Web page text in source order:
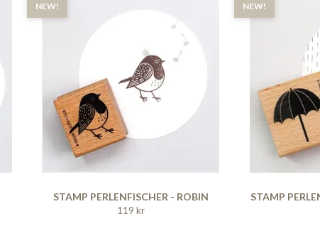
NEW!
STAMP PERLENFISCHER - ROBIN
119 kr
NEW!
STAMP